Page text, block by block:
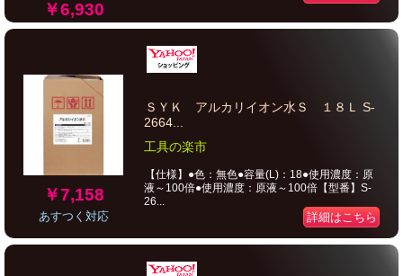
￥6,930
￥7,158
あすつく対応
ＳＹＫ アルカリイオン水Ｓ １８Ｌ S-
2664...
工具の楽市
【仕様】●色：無色●容量(L)：18●使用濃度：原
液～100倍●使用濃度：原液～100倍【型番】S-
26...
詳細はこちら